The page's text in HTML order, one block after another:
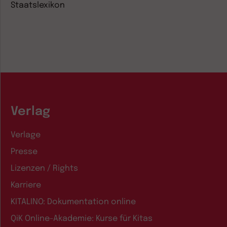
Staatslexikon
Verlag
Verlage
Presse
Lizenzen / Rights
Karriere
KITALINO: Dokumentation online
QiK Online-Akademie: Kurse für Kitas